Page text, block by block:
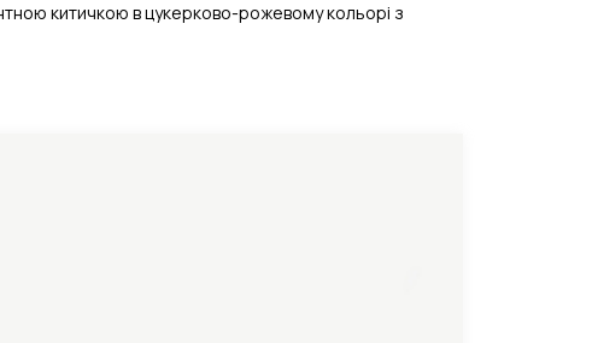
китичкою в цукерково-рожевому кольорі з